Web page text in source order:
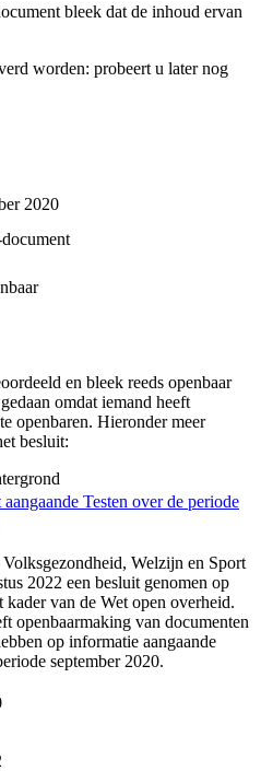
bleek dat de inhoud ervan
worden: probeert u later nog
2020
en bleek reeds openbaar
omdat iemand heeft
openbaren. Hieronder meer
besluit:
Testen over de periode
Welzijn en Sport
2022 een besluit genomen op
kader van de Wet open overheid.
openbaarmaking van documenten
op informatie aangaande
september 2020.